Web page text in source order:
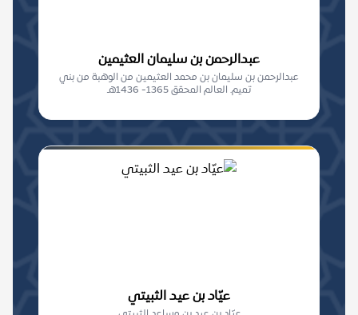
عبدالرحمن بن سليمان العثيمين
عبدالرحمن بن سليمان بن محمد العثيمين من الوهبة من بني
تميم. العالم المحقق 1365- 1436هـ
عيّاد بن عيد الثبيتي